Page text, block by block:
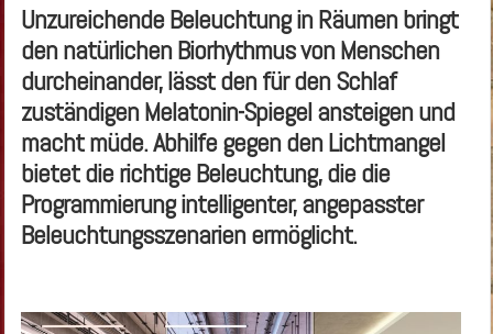
Unzureichende Beleuchtung in Räumen bringt
den natürlichen Biorhythmus von Menschen
durcheinander, lässt den für den Schlaf
zuständigen Melatonin-Spiegel ansteigen und
macht müde. Abhilfe gegen den Lichtmangel
bietet die richtige Beleuchtung, die die
Programmierung intelligenter, angepasster
Beleuchtungs­szenarien ermöglicht.